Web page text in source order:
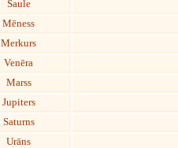
Saule
Mēness
Merkurs
Venēra
Marss
Jupiters
Saturns
Urāns